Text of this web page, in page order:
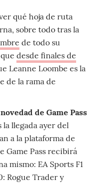
qué hoja de ruta
sobre todo tras la
de todo su
desde finales de
Leanne Loombe es la
de la rama de
de Game Pass
la llegada ayer del
a la plataforma de
Game Pass recibirá
mismo: EA Sports F1
Rogue Trader y